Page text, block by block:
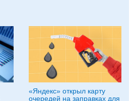
«Яндекс» открыл карту
очередей на заправках для